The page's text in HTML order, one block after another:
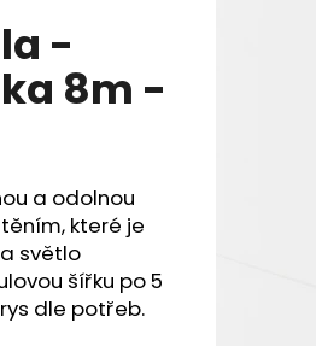
-
8m -
a odolnou
které je
světlo
šířku po 5
dle potřeb.